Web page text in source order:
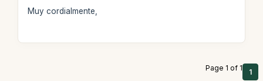
Muy cordialmente,
Page 1 of 1 1